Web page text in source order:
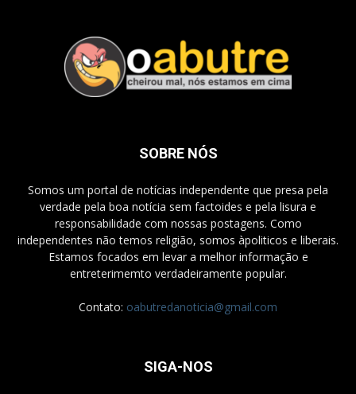
SOBRE NÓS
Somos um portal de notícias independente que presa pela
verdade pela boa notícia sem factoides e pela lisura e
responsabilidade com nossas postagens. Como
independentes não temos religião, somos àpoliticos e liberais.
Estamos focados em levar a melhor informação e
entreterimemto verdadeiramente popular.
Contato: oabutredanoticia@gmail.com
SIGA-NOS